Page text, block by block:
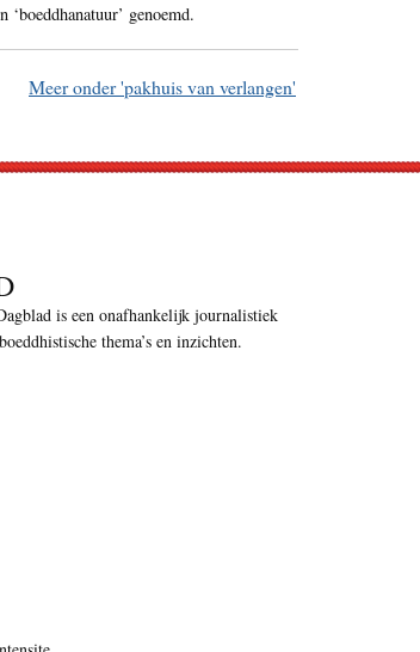
‘boeddhanatuur’ genoemd.
Meer onder 'pakhuis van verlangen'
is een onafhankelijk journalistiek
thema’s en inzichten.